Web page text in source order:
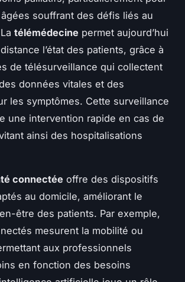
souffrant des défis liés au
télémédecine permet aujourd’hui
l’état des patients, grâce à
de télésurveillance qui collectent
données vitales et des
les symptômes. Cette surveillance
une intervention rapide en cas de
ainsi des hospitalisations
connectée offre des dispositifs
au domicile, améliorant le
être des patients. Par exemple,
mesurent la mobilité ou
aux professionnels
en fonction des besoins